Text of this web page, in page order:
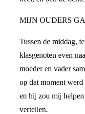
MIJN OUDERS
Tussen de middag,
klasgenoten even
moeder en vader
op dat moment werd
en hij zou mij
vertellen.